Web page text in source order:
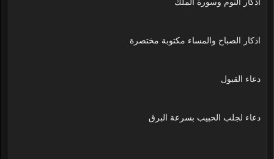
اذكار النوم وسورة الملك
اذكار الصباح والمساء مكتوبة مختصرة
دعاء القبول
دعاء لجلب الحبيب بسرعة البرق